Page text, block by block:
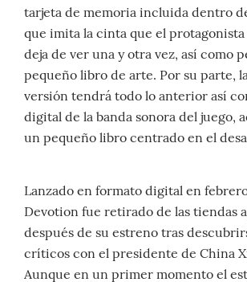
tarjeta de memoria incluida dentro
que imita la cinta que el
deja de ver una y otra vez, así como
pequeño libro de arte. Por su parte,
versión tendrá todo lo anterior así
digital de la banda sonora del juego,
un pequeño libro centrado en el
Lanzado en formato digital en
Devotion fue retirado de las tiendas
después de su estreno tras
críticos con el presidente de China
Aunque en un primer momento el